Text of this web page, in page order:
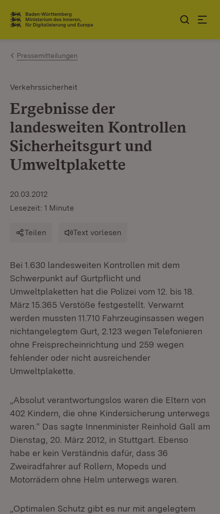
Zum Inhalt springen
Link zur Startseite
Pressemitteilungen
Verkehrssicherheit
Ergebnisse der
landesweiten Kontrollen
Sicherheitsgurt und
Umweltplakette
20.03.2012
Lesezeit: 1 Minute
Teilen Text vorlesen
Bei 1.630 landesweiten Kontrollen mit dem
Schwerpunkt auf Gurtpflicht und
Umweltplaketten hat die Polizei vom 12. bis 18.
März 15.365 Verstöße festgestellt. Verwarnt
werden mussten 11.710 Fahrzeuginsassen wegen
nichtangelegtem Gurt, 2.123 wegen Telefonieren
ohne Freisprecheinrichtung und 259 wegen
fehlender oder nicht ausreichender
Umweltplakette.
„Absolut verantwortungslos waren die Eltern von
402 Kindern, die ohne Kindersicherung unterwegs
waren.“ Das sagte Innenminister Reinhold Gall am
Dienstag, 20. März 2012, in Stuttgart. Ebenso
habe er kein Verständnis dafür, dass 36
Zweiradfahrer auf Rollern, Mopeds und
Motorrädern ohne Helm unterwegs waren.
„Optimalen Schutz gibt es nur mit angelegtem